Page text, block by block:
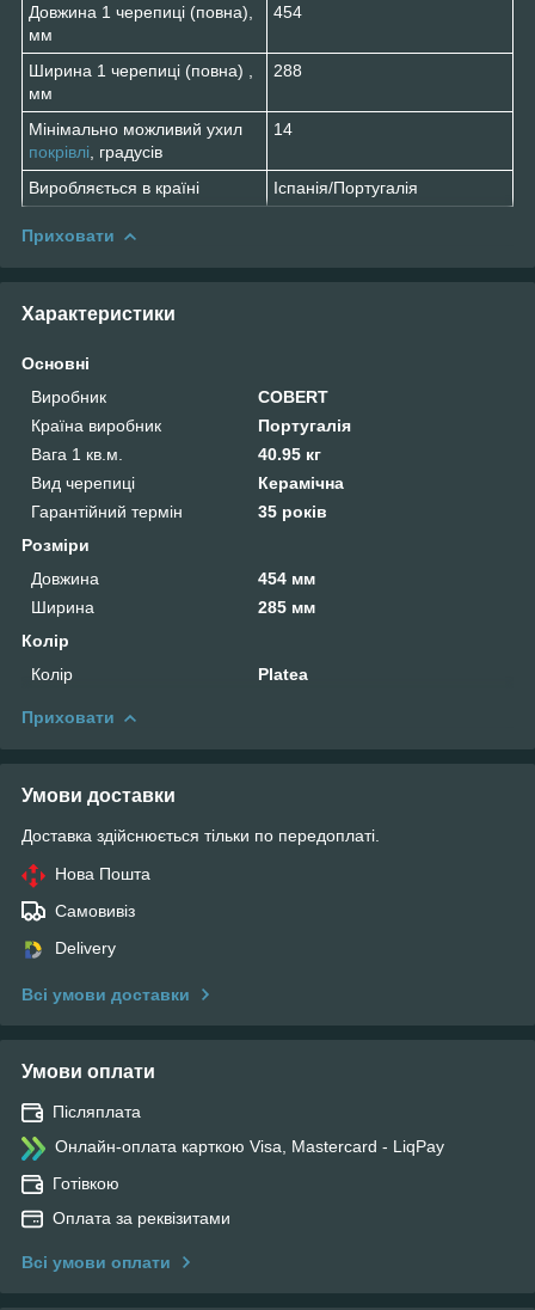
Довжина 1 черепиці (повна),
мм
454
Ширина 1 черепиці (повна) ,
мм
288
Мінімально можливий ухил
покрівлі , градусів
14
Виробляється в країні Іспанія/Португалія
Приховати
Характеристики
Основні
Виробник
COBERT
Країна виробник
Португалія
Вага 1 кв.м.
40.95 кг
Вид черепиці
Керамічна
Гарантійний термін
35 років
Розміри
Довжина
454 мм
Ширина
285 мм
Колір
Колір
Platea
Приховати
Умови доставки
Доставка здійснюється тільки по передоплаті.
Нова Пошта
Самовивіз
Delivery
Всі умови доставки
Умови оплати
Післяплата
Онлайн-оплата карткою Visa, Mastercard - LiqPay
Готівкою
Оплата за реквізитами
Всі умови оплати